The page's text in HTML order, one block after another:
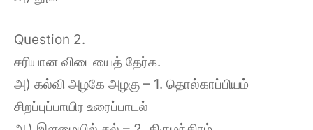
Question 2.
சரியான விடையைத் தேர்க.
அ) கல்வி அழகே அழகு – 1. தொல்காப்பியம்
சிறப்புப்பாயிர உரைப்பாடல்